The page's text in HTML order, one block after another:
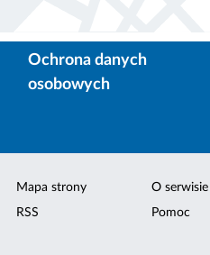
Ochrona danych
osobowych
Mapa strony
RSS
O serwisie
Pomoc